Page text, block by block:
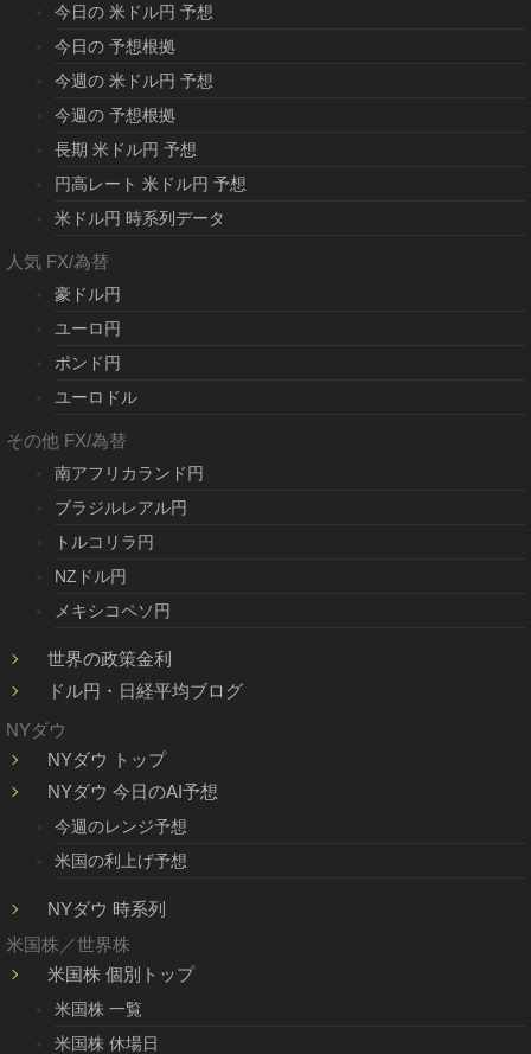
今日の 米ドル円 予想
今日の 予想根拠
今週の 米ドル円 予想
今週の 予想根拠
長期 米ドル円 予想
円高レート 米ドル円 予想
米ドル円 時系列データ
人気 FX/為替
豪ドル円
ユーロ円
ポンド円
ユーロドル
その他 FX/為替
南アフリカランド円
ブラジルレアル円
トルコリラ円
NZドル円
メキシコペソ円
世界の政策金利
ドル円・日経平均ブログ
NYダウ
NYダウ トップ
NYダウ 今日のAI予想
今週のレンジ予想
米国の利上げ予想
NYダウ 時系列
米国株／世界株
米国株 個別トップ
米国株 一覧
米国株 休場日